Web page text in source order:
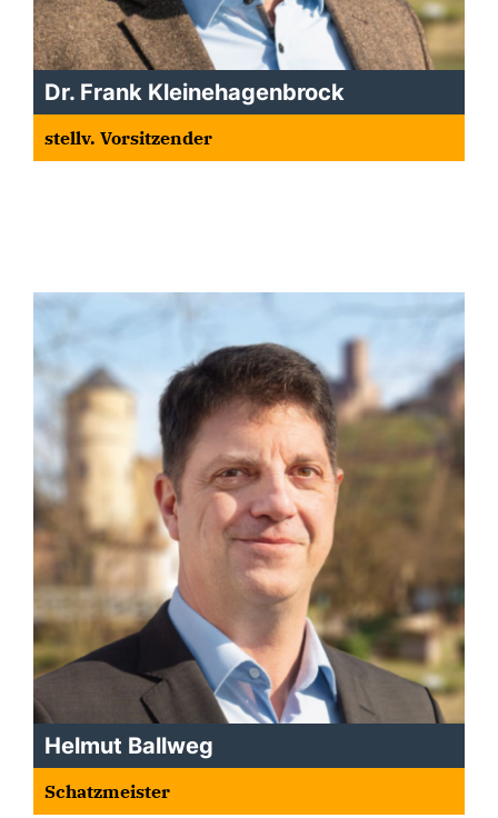
Dr. Frank Kleinehagenbrock
stellv. Vorsitzender
Helmut Ballweg
Schatzmeister